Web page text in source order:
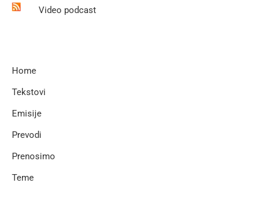
Video podcast
Home
Tekstovi
Emisije
Prevodi
Prenosimo
Teme